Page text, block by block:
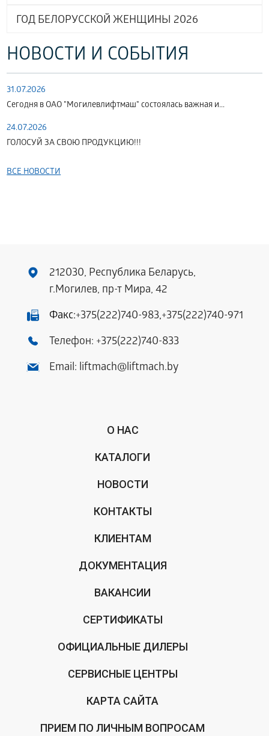
ГОД БЕЛОРУССКОЙ ЖЕНЩИНЫ 2026
НОВОСТИ И СОБЫТИЯ
31.07.2026
Сегодня в ОАО "Могилевлифтмаш" состоялась важная и...
24.07.2026
ГОЛОСУЙ ЗА СВОЮ ПРОДУКЦИЮ!!!
ВСЕ НОВОСТИ
212030, Республика Беларусь,
г.Могилев, пр-т Мира, 42
Факс:+375(222)740-983,+375(222)740-971
Телефон: +375(222)740-833
Email: liftmach@liftmach.by
О НАС
КАТАЛОГИ
НОВОСТИ
КОНТАКТЫ
КЛИЕНТАМ
ДОКУМЕНТАЦИЯ
ВАКАНСИИ
СЕРТИФИКАТЫ
ОФИЦИАЛЬНЫЕ ДИЛЕРЫ
СЕРВИСНЫЕ ЦЕНТРЫ
КАРТА САЙТА
ПРИЕМ ПО ЛИЧНЫМ ВОПРОСАМ